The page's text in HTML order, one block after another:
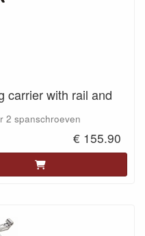
carrier with rail and
2 spanschroeven
€ 155.90